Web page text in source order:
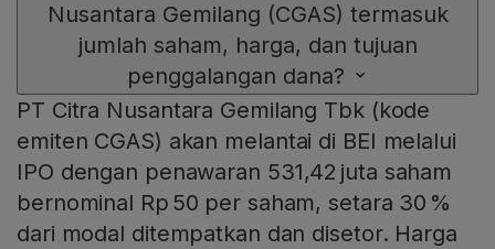
Nusantara Gemilang (CGAS) termasuk
jumlah saham, harga, dan tujuan
penggalangan dana?
PT Citra Nusantara Gemilang Tbk (kode
emiten CGAS) akan melantai di BEI melalui
IPO dengan penawaran 531,42 juta saham
bernominal Rp 50 per saham, setara 30 %
dari modal ditempatkan dan disetor. Harga